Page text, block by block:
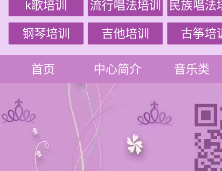
k歌培训 流行唱法培训 民族唱法
钢琴培训 吉他培训 古筝培
首页 中心简介 音乐类